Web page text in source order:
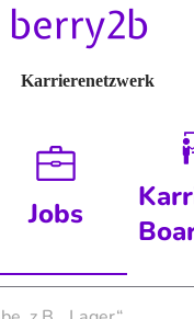
Karrierenetzwerk
Jobs